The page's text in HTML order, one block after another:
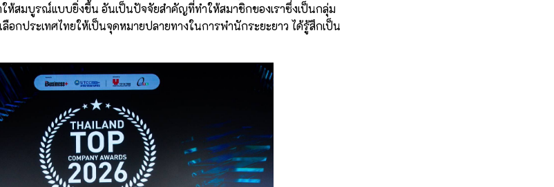
าให้สมบูรณ์แบบยิ่งขึ้น อันเป็นปัจจัยสำคัญที่ทำให้สมาชิกของเราซึ่งเป็นกลุ่ม
อกประเทศไทยให้เป็นจุดหมายปลายทางในการพำนักระยะยาว ได้รู้สึกเป็น